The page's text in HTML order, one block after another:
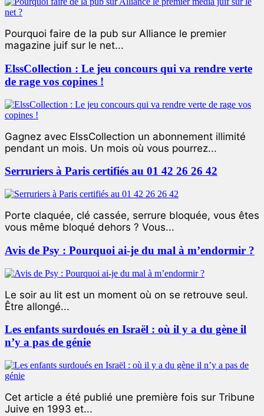
Pourquoi faire de la pub sur Alliance le premier
magazine juif sur le net...
ElssCollection : Le jeu concours qui va rendre verte
de rage vos copines !
Gagnez avec ElssCollection un abonnement illimité
pendant un mois. Un mois où vous pourrez...
Serruriers à Paris certifiés au 01 42 26 26 42
Porte claquée, clé cassée, serrure bloquée, vous êtes
vous même bloqué dehors ? Vous...
Avis de Psy : Pourquoi ai-je du mal à m’endormir ?
Le soir au lit est un moment où on se retrouve seul.
Être allongé...
Les enfants surdoués en Israël : où il y a du gène il
n’y a pas de génie
Cet article a été publié une première fois sur Tribune
Juive en 1993 et...